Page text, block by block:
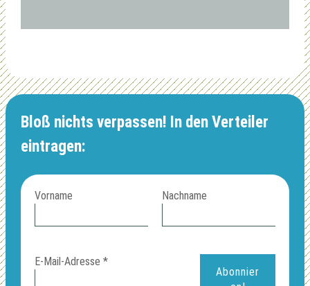
Bloß nichts verpassen! In den Verteiler
eintragen:
Vorname Nachname
E-Mail-Adresse*